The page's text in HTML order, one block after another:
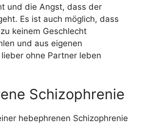
und die Angst, dass der
Es ist auch möglich, dass
keinem Geschlecht
und aus eigenen
ohne Partner leben
Schizophrenie
hebephrenen Schizophrenie